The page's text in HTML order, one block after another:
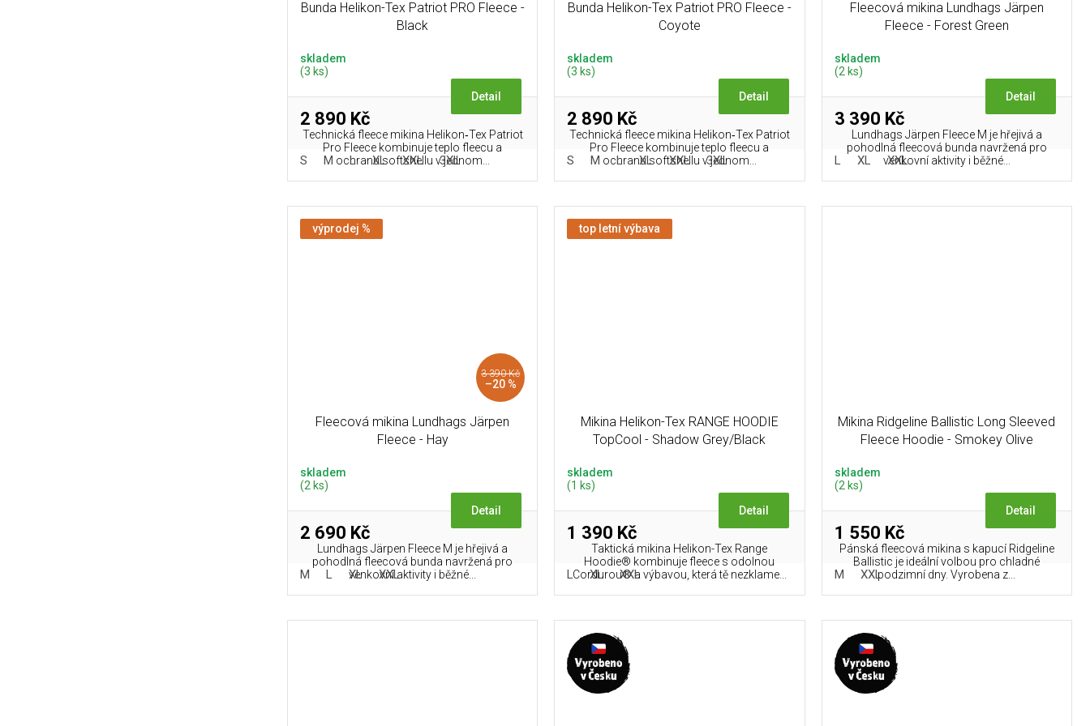
Bunda Helikon-Tex Patriot PRO Fleece -
Black
skladem
(3 ks)
2 890 Kč
Detail
Technická fleece mikina Helikon‑Tex Patriot
Pro Fleece kombinuje teplo fleecu a
ochranu softshellu v jednom...
S M L XL XXL 3XL
Bunda Helikon-Tex Patriot PRO Fleece -
Coyote
skladem
(3 ks)
2 890 Kč
Detail
Technická fleece mikina Helikon‑Tex Patriot
Pro Fleece kombinuje teplo fleecu a
ochranu softshellu v jednom...
S M L XL XXL 3XL
Fleecová mikina Lundhags Järpen
Fleece - Forest Green
skladem
(2 ks)
3 390 Kč
Detail
Lundhags Järpen Fleece M je hřejivá a
pohodlná fleecová bunda navržená pro
venkovní aktivity i běžné...
L XL XXL
výprodej %
3 390 Kč
–20 %
Fleecová mikina Lundhags Järpen
Fleece - Hay
skladem
(2 ks)
2 690 Kč
Detail
Lundhags Järpen Fleece M je hřejivá a
pohodlná fleecová bunda navržená pro
venkovní aktivity i běžné...
M L XL XXL
top letní výbava
Mikina Helikon-Tex RANGE HOODIE
TopCool - Shadow Grey/Black
skladem
(1 ks)
1 390 Kč
Detail
Taktická mikina Helikon-Tex Range
Hoodie® kombinuje fleece s odolnou
Cordurou® a výbavou, která tě nezklame...
L XL XXL
Mikina Ridgeline Ballistic Long Sleeved
Fleece Hoodie - Smokey Olive
skladem
(2 ks)
1 550 Kč
Detail
Pánská fleecová mikina s kapucí Ridgeline
Ballistic je ideální volbou pro chladné
podzimní dny. Vyrobena z...
M XXL